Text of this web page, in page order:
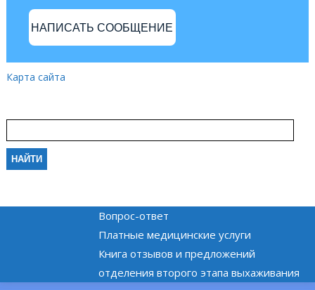
НАПИСАТЬ СООБЩЕНИЕ
Карта сайта
Вопрос-ответ
Платные медицинские услуги
Книга отзывов и предложений
отделения второго этапа выхаживания